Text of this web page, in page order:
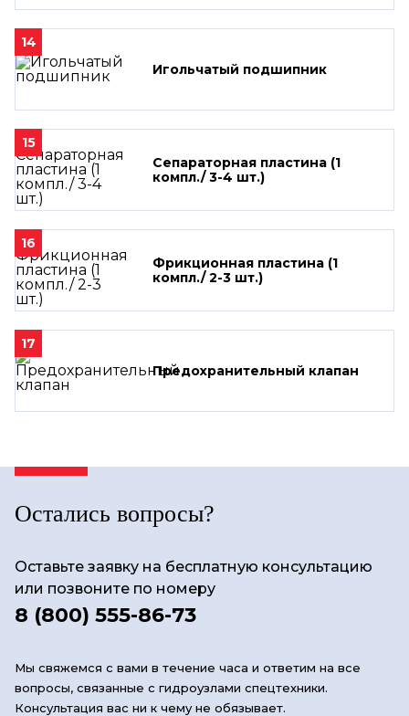
14
Игольчатый подшипник
15
Сепараторная пластина (1
компл./ 3-4 шт.)
16
Фрикционная пластина (1
компл./ 2-3 шт.)
17
Предохранительный клапан
Остались вопросы?
Оставьте заявку на бесплатную консультацию
или позвоните по номеру
8 (800) 555-86-73
Мы свяжемся с вами в течение часа и ответим на все
вопросы, связанные с гидроузлами спецтехники.
Консультация вас ни к чему не обязывает.